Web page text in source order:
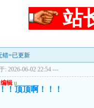
站
错=已更新
: 2026-06-02 22:54 ---
编辑 u
！顶顶啊！！！